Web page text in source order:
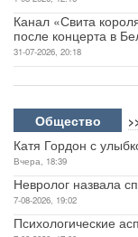
Канал «Свита
после концерта в
31-07-2026, 20:18
Общество
Катя Гордон с
Вчера, 18:39
Невролог назвала
7-08-2026, 19:02
Психологические